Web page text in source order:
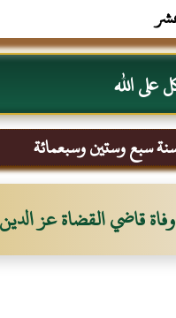
على الله
سبع وستين وسبعمائة
وفاة قاضي القضاة عز